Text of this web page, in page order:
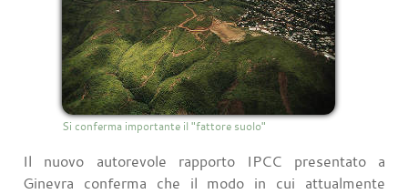
Si conferma importante il "fattore suolo"
Il nuovo autorevole rapporto IPCC presentato a
Ginevra conferma che il modo in cui attualmente